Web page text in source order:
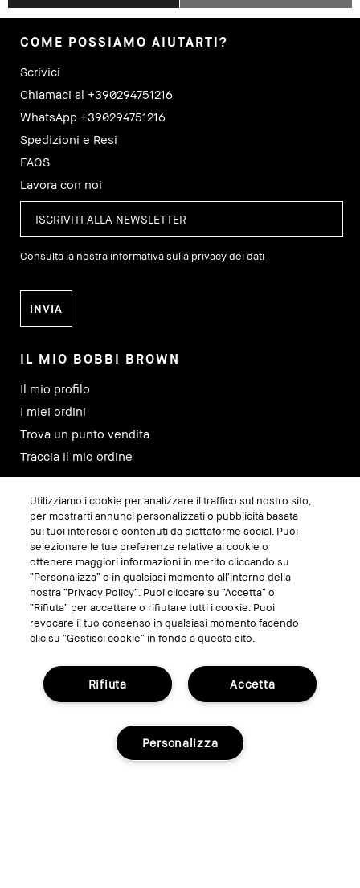
COME POSSIAMO AIUTARTI?
Scrivici
Chiamaci al +390294751216
WhatsApp +390294751216
Spedizioni e Resi
FAQS
Lavora con noi
Consulta la nostra informativa sulla privacy dei dati
IL MIO BOBBI BROWN
Il mio profilo
I miei ordini
Trova un punto vendita
Traccia il mio ordine
SEGUICI SU
GESTISCI I COOKIE DEL SITO
INFORMATIVA SULLA PRIVACY
Utilizziamo i cookie per analizzare il traffico sul nostro sito,
per mostrarti annunci personalizzati o pubblicità basata
sui tuoi interessi e contenuti da piattaforme social. Puoi
selezionare le tue preferenze relative ai cookie o
ottenere maggiori informazioni in merito cliccando su
“Personalizza” o in qualsiasi momento all’interno della
nostra “Privacy Policy”. Puoi cliccare su “Accetta” o
“Rifiuta” per accettare o rifiutare tutti i cookie. Puoi
revocare il tuo consenso in qualsiasi momento facendo
clic su “Gestisci cookie” in fondo a questo sito.
Accetta
Rifiuta
Personalizza